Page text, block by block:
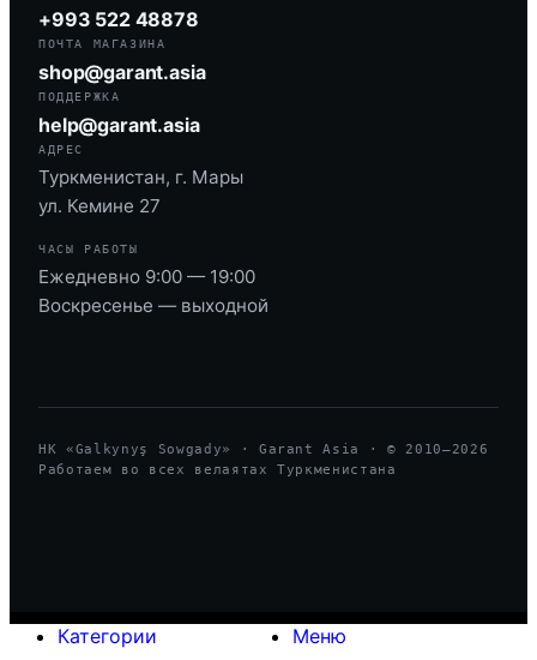
+993 522 48878
ПОЧТА МАГАЗИНА
shop@garant.asia
ПОДДЕРЖКА
help@garant.asia
АДРЕС
Туркменистан, г. Мары
ул. Кемине 27
ЧАСЫ РАБОТЫ
Ежедневно 9:00 — 19:00
Воскресенье — выходной
HK «Galkynyş Sowgady» · Garant Asia · © 2010—2026
Работаем во всех велаятах Туркменистана
Меню
Категории